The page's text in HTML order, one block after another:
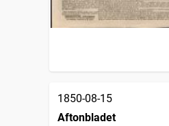
1850-08-15
Aftonbladet